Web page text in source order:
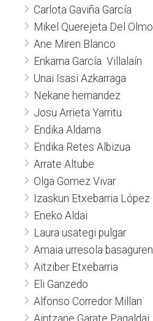
Carlota Gaviña García
Mikel Querejeta Del Olmo
Ane Miren Blanco
Enkarna García Villalaín
Unai Isasi Azkarraga
Nekane hernandez
Josu Arrieta Yarritu
Endika Aldama
Endika Retes Albizua
Arrate Altube
Olga Gomez Vivar
Izaskun Etxebarria López
Eneko Aldai
Laura usategi pulgar
Amaia urresola basaguren
Aitziber Etxebarria
Eli Ganzedo
Alfonso Corredor Millan